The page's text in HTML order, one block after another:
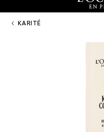
KARITÉ